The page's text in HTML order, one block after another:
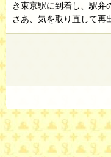
き東京駅に到着し、駅弁
さあ、気を取り直して再